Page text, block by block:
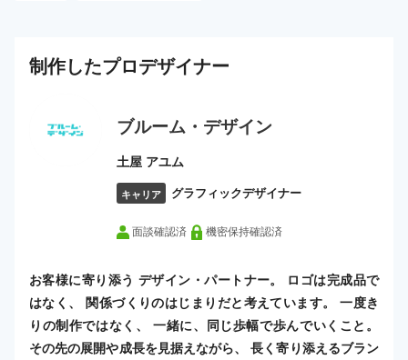
制作したプロデザイナー
ブルーム・デザイン
土屋 アユム
キャリア グラフィックデザイナー
面談確認済 機密保持確認済
お客様に寄り添う デザイン・パートナー。 ロゴは完成品で
はなく、 関係づくりのはじまりだと考えています。 一度き
りの制作ではなく、 一緒に、同じ歩幅で歩んでいくこと。
その先の展開や成長を見据えながら、 長く寄り添えるブラン